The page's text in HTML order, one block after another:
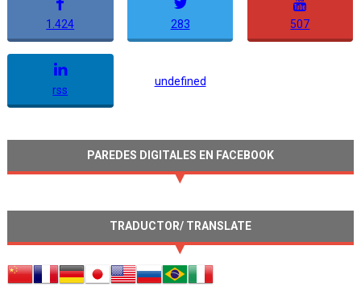
1.424 283 507
rss
undefined
PAREDES DIGITALES EN FACEBOOK
TRADUCTOR/ TRANSLATE